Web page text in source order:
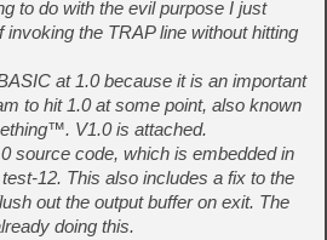
to do with the evil purpose I just
the TRAP line without hitting
at 1.0 because it is an important
to hit 1.0 at some point, also known
V1.0 is attached.
source code, which is embedded in
12. This also includes a fix to the
out the output buffer on exit. The
doing this.